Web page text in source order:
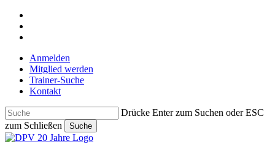
Skip
main
Anmelden
Mitglied werden
Trainer-Suche
Kontakt
Drücke Enter zum Suchen oder ESC
zum Schließen
Suche
Close